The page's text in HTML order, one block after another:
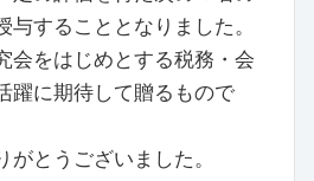
与することとなりました。
会をはじめとする税務・会
躍に期待して贈るもので
とうございました。